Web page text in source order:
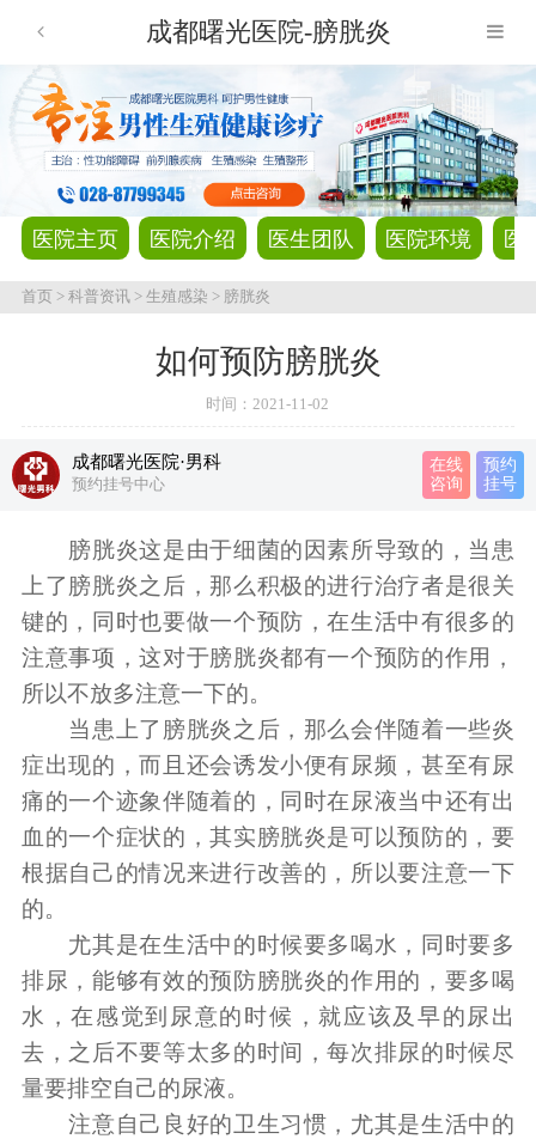
成都曙光医院-膀胱炎
医院主页 医院介绍 医生团队 医院环境 医
首页> 科普资讯> 生殖感染 > 膀胱炎
如何预防膀胱炎
时间：2021-11-02
成都曙光医院·男科
预约挂号中心
在线
咨询
预约
挂号
膀胱炎这是由于细菌的因素所导致的，当患
上了膀胱炎之后，那么积极的进行治疗者是很关
键的，同时也要做一个预防，在生活中有很多的
注意事项，这对于膀胱炎都有一个预防的作用，
所以不放多注意一下的。
当患上了膀胱炎之后，那么会伴随着一些炎
症出现的，而且还会诱发小便有尿频，甚至有尿
痛的一个迹象伴随着的，同时在尿液当中还有出
血的一个症状的，其实膀胱炎是可以预防的，要
根据自己的情况来进行改善的，所以要注意一下
的。
尤其是在生活中的时候要多喝水，同时要多
排尿，能够有效的预防膀胱炎的作用的，要多喝
水，在感觉到尿意的时候，就应该及早的尿出
去，之后不要等太多的时间，每次排尿的时候尽
量要排空自己的尿液。
注意自己良好的卫生习惯，尤其是生活中的